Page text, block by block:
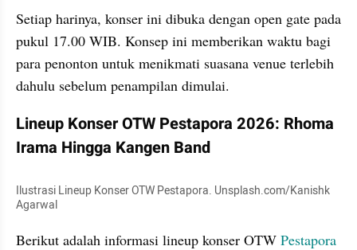
Setiap harinya, konser ini dibuka dengan open gate pada
pukul 17.00 WIB. Konsep ini memberikan waktu bagi
para penonton untuk menikmati suasana venue terlebih
dahulu sebelum penampilan dimulai.
Lineup Konser OTW Pestapora 2026: Rhoma
Irama Hingga Kangen Band
Ilustrasi Lineup Konser OTW Pestapora. Unsplash.com/Kanishk
Agarwal
Berikut adalah informasi lineup konser OTW